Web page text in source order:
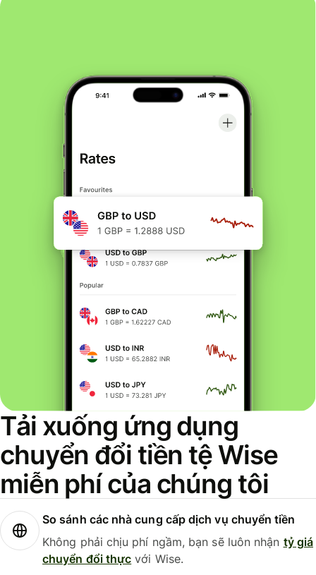
Tải xuống ứng dụng
chuyển đổi tiền tệ Wise
miễn phí của chúng tôi
So sánh các nhà cung cấp dịch vụ chuyển tiền
Không phải chịu phí ngầm, bạn sẽ luôn nhận tỷ giá
chuyển đổi thực với Wise.